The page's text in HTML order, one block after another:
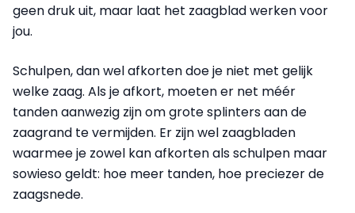
geen druk uit, maar laat het zaagblad werken voor
jou.
Schulpen, dan wel afkorten doe je niet met gelijk
welke zaag. Als je afkort, moeten er net méér
tanden aanwezig zijn om grote splinters aan de
zaagrand te vermijden. Er zijn wel zaagbladen
waarmee je zowel kan afkorten als schulpen maar
sowieso geldt: hoe meer tanden, hoe preciezer de
zaagsnede.